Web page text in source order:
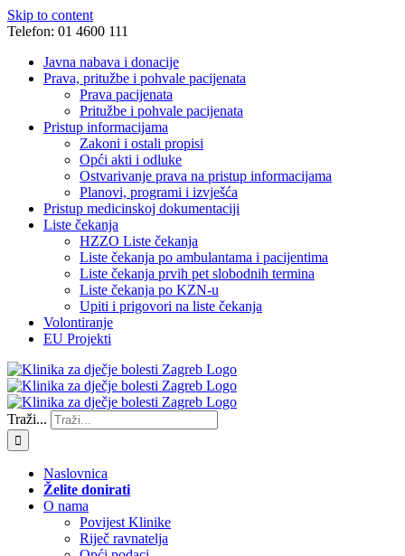
Skip to content
Telefon: 01 4600 111
Javna nabava i donacije
Prava, pritužbe i pohvale pacijenata
Prava pacijenata
Pritužbe i pohvale pacijenata
Pristup informacijama
Zakoni i ostali propisi
Opći akti i odluke
Ostvarivanje prava na pristup informacijama
Planovi, programi i izvješća
Pristup medicinskoj dokumentaciji
Liste čekanja
HZZO Liste čekanja
Liste čekanja po ambulantama i pacijentima
Liste čekanja prvih pet slobodnih termina
Liste čekanja po KZN-u
Upiti i prigovori na liste čekanja
Volontiranje
EU Projekti
Traži...
Naslovnica
Želite donirati
O nama
Povijest Klinike
Riječ ravnatelja